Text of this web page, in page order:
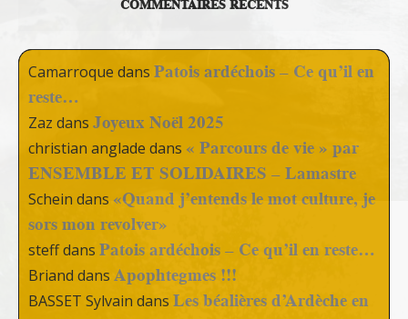
COMMENTAIRES RÉCENTS
Camarroque dans Patois ardéchois – Ce qu’il en
reste…
Zaz dans Joyeux Noël 2025
christian anglade dans « Parcours de vie » par
ENSEMBLE ET SOLIDAIRES – Lamastre
Schein dans «Quand j’entends le mot culture, je
sors mon revolver»
steffdans Patois ardéchois – Ce qu’il en reste…
Briand dans Apophtegmes !!!
BASSET Sylvain dans Les béalières d’Ardèche en